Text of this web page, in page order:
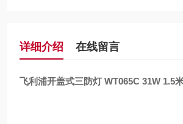
详细介绍 在线留言
飞利浦开盖式三防灯 WT065C 31W 1.5